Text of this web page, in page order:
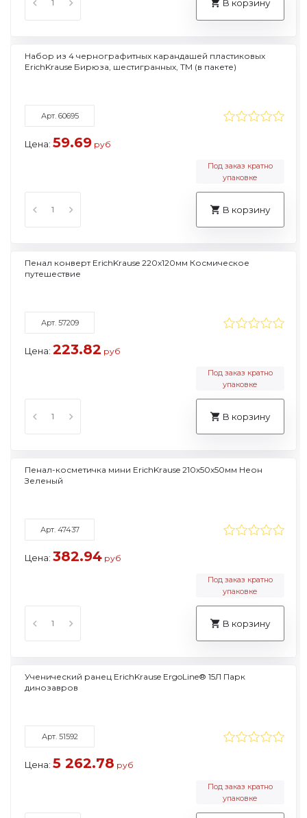
В корзину
Набор из 4 чернографитных карандашей пластиковых
ErichKrause Бирюза, шестигранных, ТМ (в пакете)
Арт. 60695
Цена: 59.69 руб
Под заказ кратно
упаковке
В корзину
Пенал конверт ErichKrause 220x120мм Космическое
путешествие
Арт. 57209
Цена: 223.82 руб
Под заказ кратно
упаковке
В корзину
Пенал-косметичка мини ErichKrause 210x50x50мм Неон
Зеленый
Арт. 47437
Цена: 382.94 руб
Под заказ кратно
упаковке
В корзину
Ученический ранец ErichKrause ErgoLine® 15Л Парк
динозавров
Арт. 51592
Цена: 5 262.78 руб
Под заказ кратно
упаковке